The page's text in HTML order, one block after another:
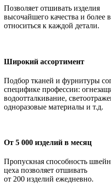
Позволяет отшивать изделия
высочайшего качества и более
относиться к каждой детали.
Широкий ассортимент
Подбор тканей и фурнитуры
специфике профессии:
водоотталкивание,
одноразовые материалы и т.д.
От 5 000 изделий в месяц
Пропускная способность
цеха позволяет отшивать
от 200 изделий ежедневно.